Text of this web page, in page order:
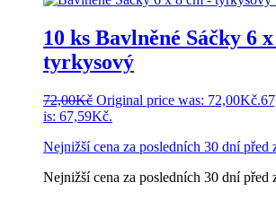
10 ks Bavlněné Sáčky 6
tyrkysový
72,00Kč Original price was: 72,00Kč.
is: 67,59Kč.
Nejnižší cena za posledních 30 dní před
Nejnižší cena za posledních 30 dní před